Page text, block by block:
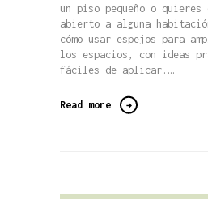
un piso pequeño o quieres
abierto a alguna
cómo usar espejos para
los espacios, con ideas
fáciles de aplicar.…
Read more